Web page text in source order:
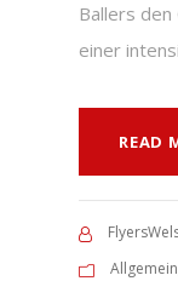
Ballers
einer
READ
Allgemein